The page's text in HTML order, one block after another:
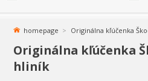
homepage Originálna kľúčenka
Originálna kľúčenka
hliník